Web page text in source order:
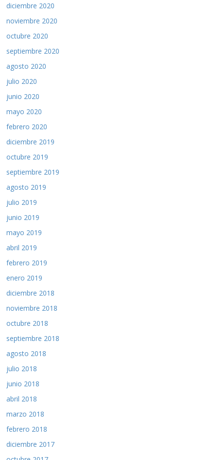
diciembre 2020
noviembre 2020
octubre 2020
septiembre 2020
agosto 2020
julio 2020
junio 2020
mayo 2020
febrero 2020
diciembre 2019
octubre 2019
septiembre 2019
agosto 2019
julio 2019
junio 2019
mayo 2019
abril 2019
febrero 2019
enero 2019
diciembre 2018
noviembre 2018
octubre 2018
septiembre 2018
agosto 2018
julio 2018
junio 2018
abril 2018
marzo 2018
febrero 2018
diciembre 2017